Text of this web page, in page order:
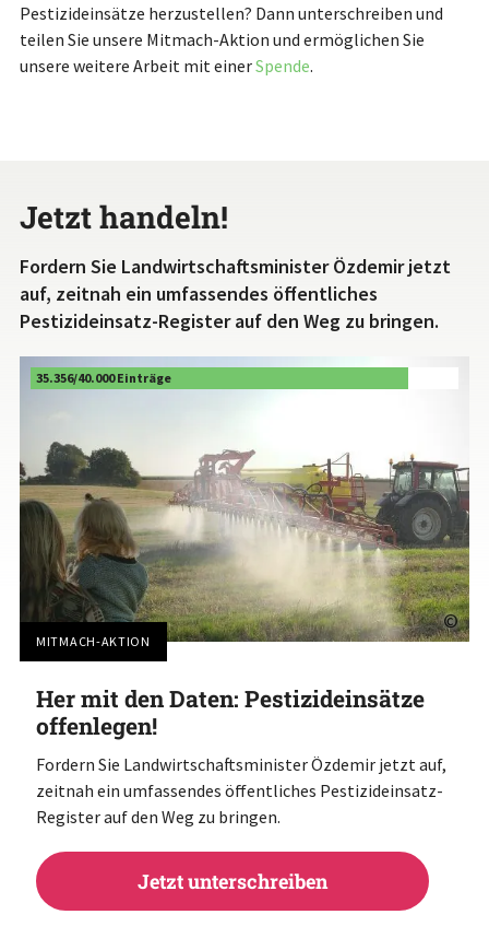
Pestizideinsätze herzustellen? Dann unterschreiben und
teilen Sie unsere Mitmach-Aktion und ermöglichen Sie
unsere weitere Arbeit mit einerSpende.
Jetzt handeln!
Fordern Sie Landwirtschaftsminister Özdemir jetzt
auf, zeitnah ein umfassendes öffentliches
Pestizideinsatz-Register auf den Weg zu bringen.
©
35.356/40.000Einträge
Her mit den Daten: Pestizideinsätze
offenlegen!
MITMACH-AKTION
Fordern Sie Landwirtschaftsminister Özdemir jetzt auf,
zeitnah ein umfassendes öffentliches Pestizideinsatz-
Register auf den Weg zu bringen.
Jetzt unterschreiben